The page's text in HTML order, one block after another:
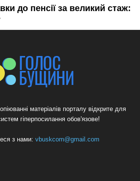
матеріалів порталу відкрите для
гіперпосилання обов'язове!
з нами: vbuskcom@gmail.com